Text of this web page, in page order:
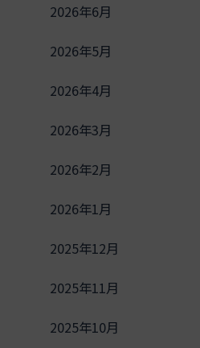
2026年6月
2026年5月
2026年4月
2026年3月
2026年2月
2026年1月
2025年12月
2025年11月
2025年10月